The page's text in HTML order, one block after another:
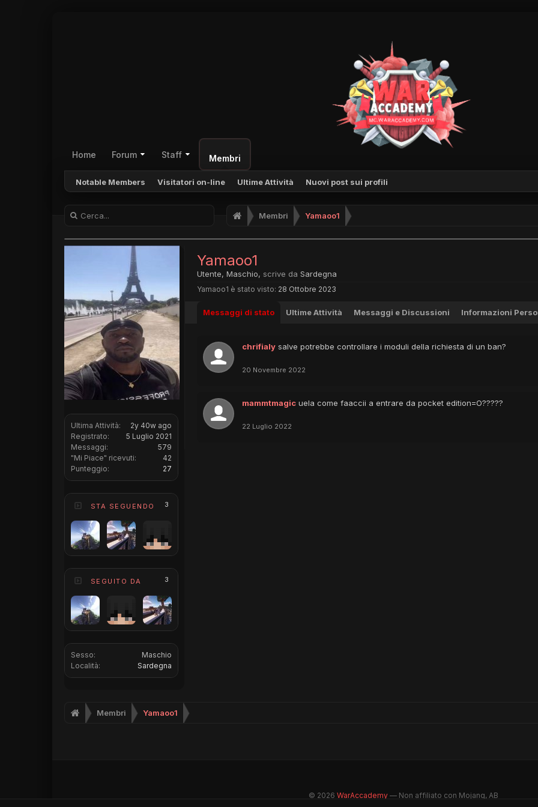
Home Forum Staff Membri
Notable Members Visitatori on-line Ultime Attività Nuovi post sui profili
Membri Yamaoo1
Ultima Attività:
2y 40w ago
Registrato:
5 Luglio 2021
Messaggi:
579
"Mi Piace" ricevuti:
42
Punteggio:
27
STA SEGUENDO 3
SEGUITO DA 3
Sesso:
Maschio
Località:
Sardegna
Yamaoo1
Utente, Maschio, scrive da Sardegna
Yamaoo1 è stato visto: 28 Ottobre 2023
Messaggi di stato Ultime Attività Messaggi e Discussioni Informazioni
chrifialy salve potrebbe controllare i moduli della richiesta di un ban?
20 Novembre 2022
mammtmagic uela come faaccii a entrare da pocket edition=O?????
22 Luglio 2022
Membri Yamaoo1
© 2026 WarAccademy — Non affiliato con Mojang, AB